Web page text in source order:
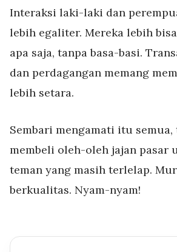
Interaksi laki-laki dan
lebih egaliter. Mereka lebih
apa saja, tanpa basa-basi.
dan perdagangan memang
lebih setara.
Sembari mengamati itu
membeli oleh-oleh jajan pasar
teman yang masih terlelap.
berkualitas. Nyam-nyam!